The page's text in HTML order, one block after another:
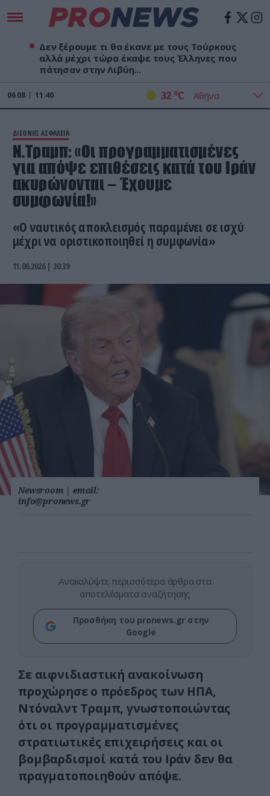
Δεν ξέρουμε τι θα έκανε με τους Τούρκους
αλλά μέχρι τώρα έκαψε τους Έλληνες που
πάτησαν στην Λιβύη...
06 08 11:40 32 oC
ΔΙΕΘΝΗΣ ΑΣΦΑΛΕΙΑ
Ν.Τραμπ: «Οι προγραμματισμένες
για απόψε επιθέσεις κατά του Ιράν
ακυρώνονται – Έχουμε
συμφωνία!»
«Ο ναυτικός αποκλεισμός παραμένει σε ισχύ
μέχρι να οριστικοποιηθεί η συμφωνία»
11.06.2026 | 20:39
Newsroom | email:
info@pronews.gr
Ανακαλύψτε περισσότερα άρθρα στα
αποτελέσματα αναζήτησης
Προσθήκη του pronews.gr στην
Google
Σε αιφνιδιαστική ανακοίνωση
προχώρησε ο πρόεδρος των ΗΠΑ,
Ντόναλντ Τραμπ, γνωστοποιώντας
ότι οι προγραμματισμένες
στρατιωτικές επιχειρήσεις και οι
βομβαρδισμοί κατά του Ιράν δεν θα
πραγματοποιηθούν απόψε.